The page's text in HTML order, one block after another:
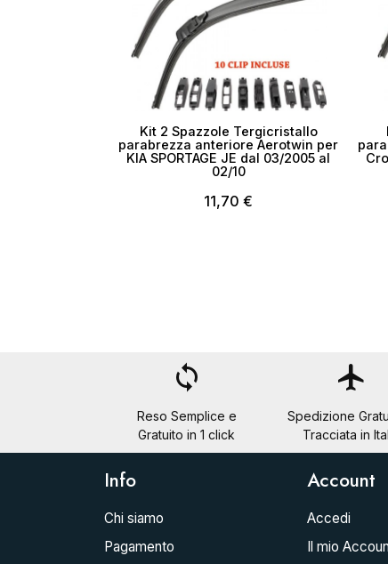
Kit 2 Spazzole Tergicristallo
parabrezza anteriore Aerotwin per
KIA SPORTAGE JE dal 03/2005 al
02/10
11,70 €
loop
Reso Semplice e
Gratuito in 1 click
flight
Spedizione
Tracciata in
Info
Chi siamo
Pagamento
Account
Accedi
Il mio